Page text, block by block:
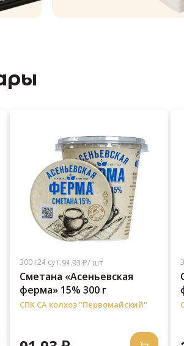
300 г21 сут.91.93 ₽/ шт
Сметана «Асеньевская
ферма» 15% 300 г
СПК СА колхоз "Первомайский"